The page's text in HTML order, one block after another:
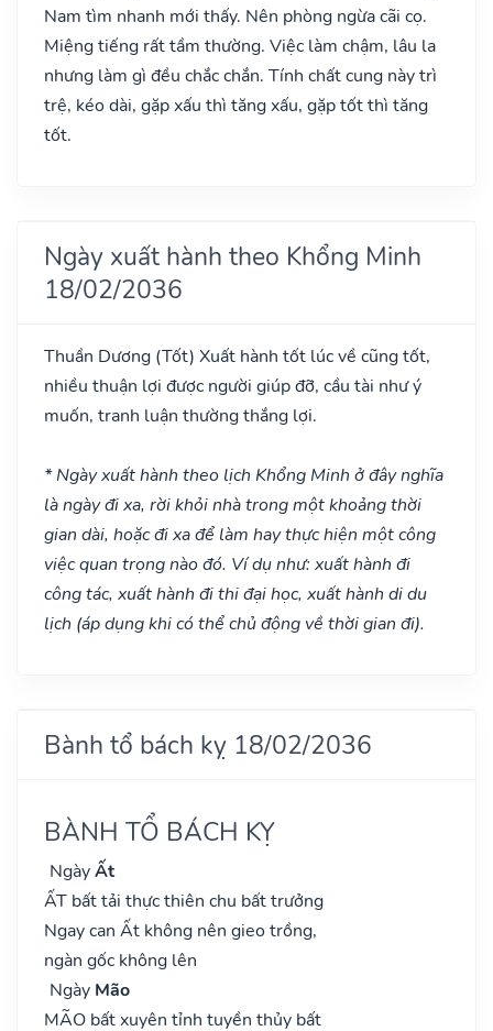
Nam tìm nhanh mới thấy. Nên phòng ngừa cãi cọ.
Miệng tiếng rất tầm thường. Việc làm chậm, lâu la
nhưng làm gì đều chắc chắn. Tính chất cung này trì
trệ, kéo dài, gặp xấu thì tăng xấu, gặp tốt thì tăng
tốt.
Ngày xuất hành theo Khổng Minh
18/02/2036
Thuần Dương (Tốt) Xuất hành tốt lúc về cũng tốt,
nhiều thuận lợi được người giúp đỡ, cầu tài như ý
muốn, tranh luận thường thắng lợi.
* Ngày xuất hành theo lịch Khổng Minh ở đây nghĩa
là ngày đi xa, rời khỏi nhà trong một khoảng thời
gian dài, hoặc đi xa để làm hay thực hiện một công
việc quan trọng nào đó. Ví dụ như: xuất hành đi
công tác, xuất hành đi thi đại học, xuất hành di du
lịch (áp dụng khi có thể chủ động về thời gian đi).
Bành tổ bách kỵ 18/02/2036
BÀNH TỔ BÁCH KỴ
NgàyẤt
ẤT bất tải thực thiên chu bất trưởng
Ngay can Ất không nên gieo trồng,
ngàn gốc không lên
Ngày Mão
MÃO bất xuyên tỉnh tuyền thủy bất